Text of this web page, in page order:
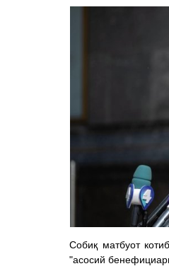
Собиқ матбуот
"асосий